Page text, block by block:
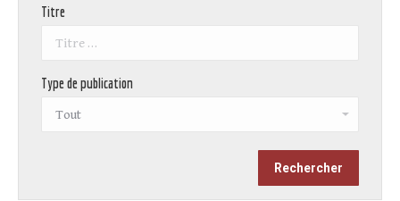
Titre
Type de publication